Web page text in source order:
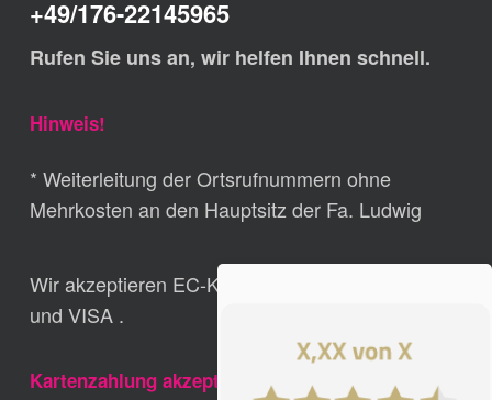
+49/176-22145965
Rufen Sie uns an, wir helfen Ihnen schnell.
Hinweis!
* Weiterleitung der Ortsrufnummern ohne
Mehrkosten an den Hauptsitz der Fa. Ludwig
Wir akzeptieren EC-Karte, Girocard, MasterCard,
und VISA .
Kartenzahlung akzeptiert